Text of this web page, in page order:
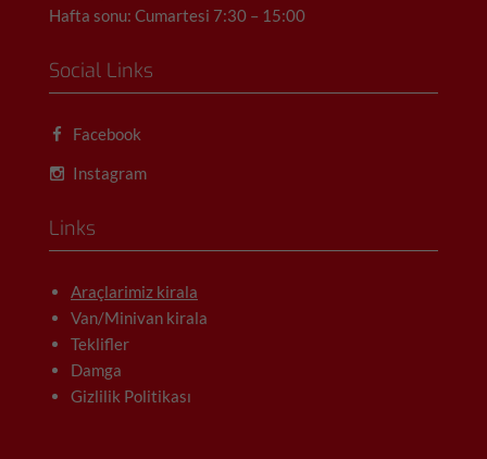
Hafta sonu: Cumartesi 7:30 – 15:00
Social Links
Facebook
Instagram
Links
Araçlarimiz kirala
Van/Minivan kirala
Teklifler
Damga
Gizlilik Politikası